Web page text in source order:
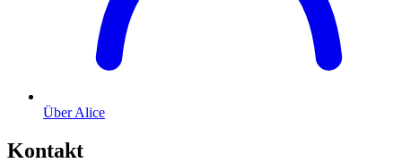
Über Alice
Kontakt